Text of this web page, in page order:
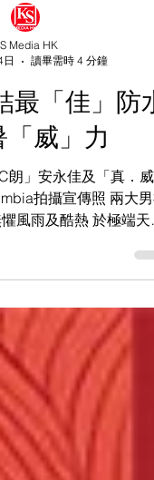
日
讀畢需時 4 分鐘
最「佳」防水
「威」力
朗」安永佳及「真．威
風雨及酷熱 於極端天
標賽 安永佳爆紅後首
#MadeforOutside...